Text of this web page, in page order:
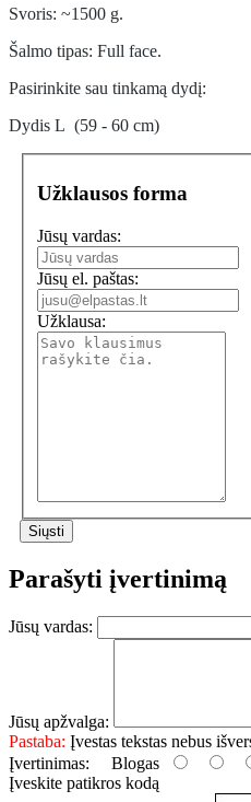
Svoris: ~1500 g.
Šalmo tipas: Full face.
Pasirinkite sau tinkamą dydį:
Dydis L (59 - 60 cm)
Užklausos forma
Jūsų vardas:
Jūsų el. paštas:
Užklausa:
Parašyti įvertinimą
Jūsų vardas:
Jūsų apžvalga:
Pastaba: Įvestas tekstas nebus
Įvertinimas: Blogas
Įveskite patikros kodą